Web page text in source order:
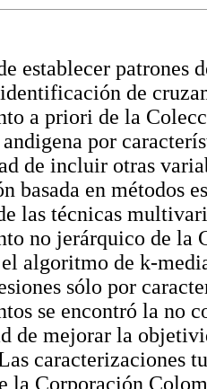
establecer patrones
de
a priori de la
andigena por
de incluir otras
basada en métodos
las técnicas
no jerárquico de la
algoritmo de k-
sólo por
se encontró la no
de mejorar la
caracterizaciones
la Corporación